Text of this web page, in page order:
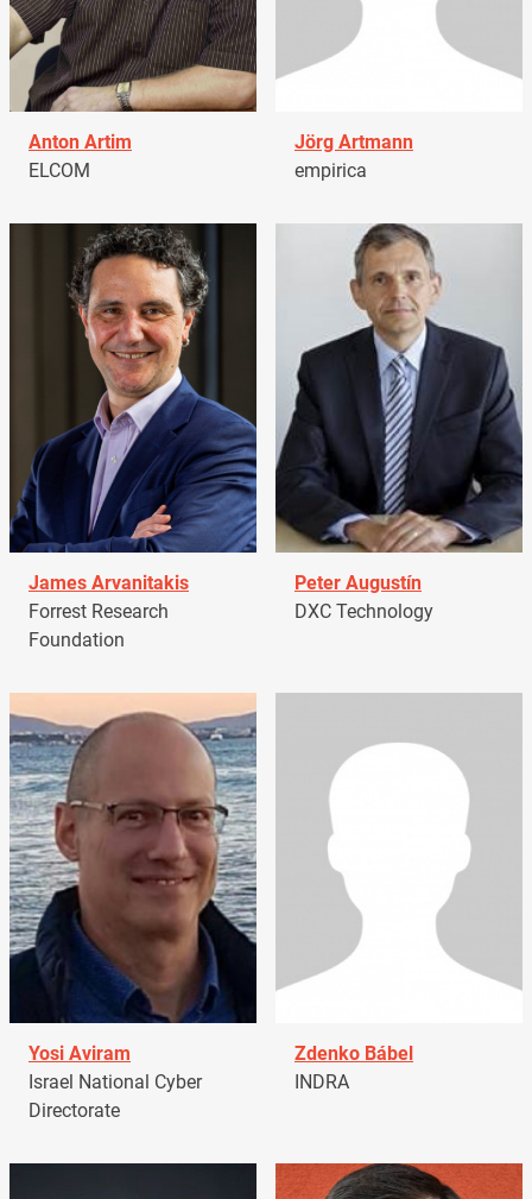
Anton Artim
ELCOM
Jörg Artmann
empirica
James Arvanitakis
Forrest Research
Foundation
Peter Augustín
DXC Technology
Yosi Aviram
Israel National Cyber
Directorate
Zdenko Bábel
INDRA